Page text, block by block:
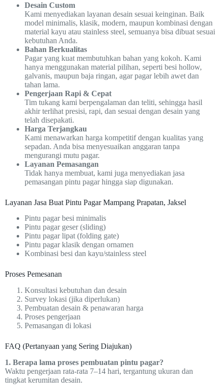
Desain Custom
Kami menyediakan layanan desain sesuai keinginan. Baik
model minimalis, klasik, modern, maupun kombinasi dengan
material kayu atau stainless steel, semuanya bisa dibuat sesuai
kebutuhan Anda.
Bahan Berkualitas
Pagar yang kuat membutuhkan bahan yang kokoh. Kami
hanya menggunakan material pilihan, seperti besi hollow,
galvanis, maupun baja ringan, agar pagar lebih awet dan
tahan lama.
Pengerjaan Rapi & Cepat
Tim tukang kami berpengalaman dan teliti, sehingga hasil
akhir terlihat presisi, rapi, dan sesuai dengan desain yang
telah disepakati.
Harga Terjangkau
Kami menawarkan harga kompetitif dengan kualitas yang
sepadan. Anda bisa menyesuaikan anggaran tanpa
mengurangi mutu pagar.
Layanan Pemasangan
Tidak hanya membuat, kami juga menyediakan jasa
pemasangan pintu pagar hingga siap digunakan.
Layanan Jasa Buat Pintu Pagar Mampang Prapatan, Jaksel
Pintu pagar besi minimalis
Pintu pagar geser (sliding)
Pintu pagar lipat (folding gate)
Pintu pagar klasik dengan ornamen
Kombinasi besi dan kayu/stainless steel
Proses Pemesanan
Konsultasi kebutuhan dan desain
Survey lokasi (jika diperlukan)
Pembuatan desain & penawaran harga
Proses pengerjaan
Pemasangan di lokasi
FAQ (Pertanyaan yang Sering Diajukan)
1. Berapa lama proses pembuatan pintu pagar?
Waktu pengerjaan rata-rata 7–14 hari, tergantung ukuran dan
tingkat kerumitan desain.